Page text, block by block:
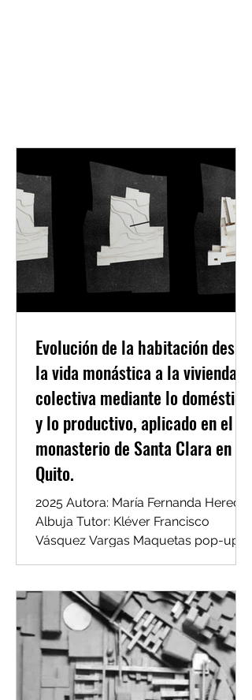
Evolución de la habitación desde
la vida monástica a la vivienda
colectiva mediante lo doméstico
y lo productivo, aplicado en el
monasterio de Santa Clara en
Quito.
2025 Autora: María Fernanda Heredia
Albuja Tutor: Kléver Francisco
Vásquez Vargas Maquetas pop-up
de titulación plantea una propuesta
teórica de análisis y diseño
arquitectónico cuya premisa es la
habitación como célula de la
vivienda. Partiendo de una
recopilación bibliográfica se analiza